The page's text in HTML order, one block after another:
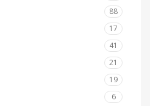
88
17
41
21
19
6